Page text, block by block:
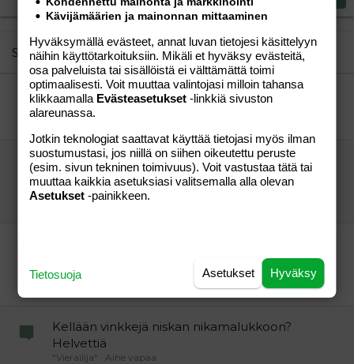
22
26
Times New Roman
Trebuchet MS
Verdana
Similar threads
kun mitkään viljat ei käy...
maiskuttelija
Puhtaat tuotteet allergiselle ja muita
kauppareissuvinkkejä
Luppis
Perhe-elämä
"äiskä"
Aihe vapaa
31.12.2010
Kellään vinkkejä niskan nikamalukkoon?
Helvettiä
"Vierailija"
Aihe vapaa
Kävijämäärien ja mainonnan mittaaminen
Hyväksymällä evästeet, annat luvan tietojesi käsittelyyn
näihin käyttötarkoituksiin. Mikäli et hyväksy evästeitä,
osa palveluista tai sisällöistä ei välttämättä toimi
optimaalisesti. Voit muuttaa valintojasi milloin tahansa
klikkaamalla Evästeasetukset -linkkiä sivuston
alareunassa.
Jotkin teknologiat saattavat käyttää tietojasi myös ilman
suostumustasi, jos niillä on siihen oikeutettu peruste
(esim. sivun tekninen toimivuus). Voit vastustaa tätä tai
muuttaa kaikkia asetuksiasi valitsemalla alla olevan
Asetukset -painikkeen.
Hyväksy
Asetukset
Tietosuoja